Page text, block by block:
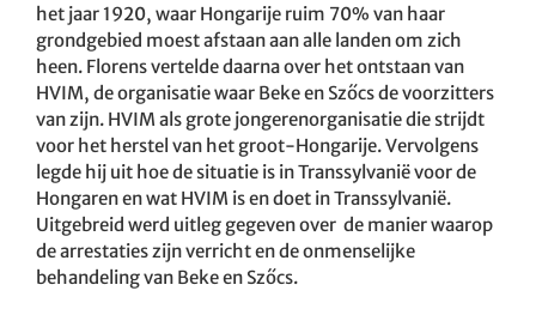
het jaar 1920, waar Hongarije ruim 70% van haar
grondgebied moest afstaan aan alle landen om zich
heen. Florens vertelde daarna over het ontstaan van
HVIM, de organisatie waar Beke en Szőcs de voorzitters
van zijn. HVIM als grote jongerenorganisatie die strijdt
voor het herstel van het groot-Hongarije. Vervolgens
legde hij uit hoe de situatie is in Transsylvanië voor de
Hongaren en wat HVIM is en doet in Transsylvanië.
Uitgebreid werd uitleg gegeven over de manier waarop
de arrestaties zijn verricht en de onmenselijke
behandeling van Beke en Szőcs.